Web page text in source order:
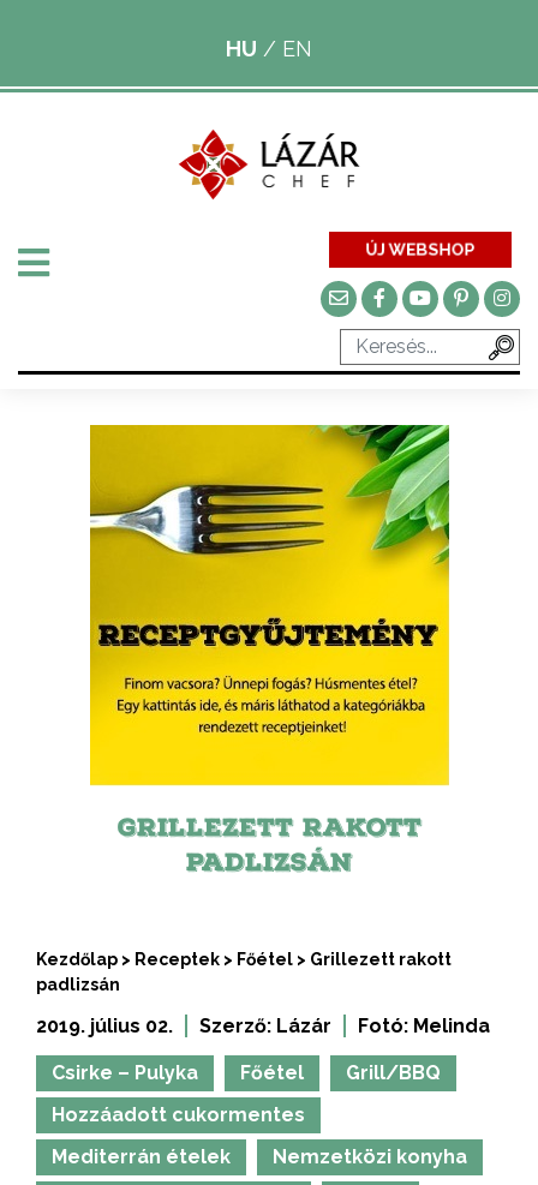
HU / EN
ÚJ WEBSHOP
GRILLEZETT RAKOTT
PADLIZSÁN
Kezdőlap > Receptek > Főétel > Grillezett rakott
padlizsán
2019. július 02. Szerző: Lázár Fotó: Melinda
Csirke – Pulyka Főétel
Grill/BBQ
Hozzáadott cukormentes
Mediterrán ételek
Nemzetközi konyha